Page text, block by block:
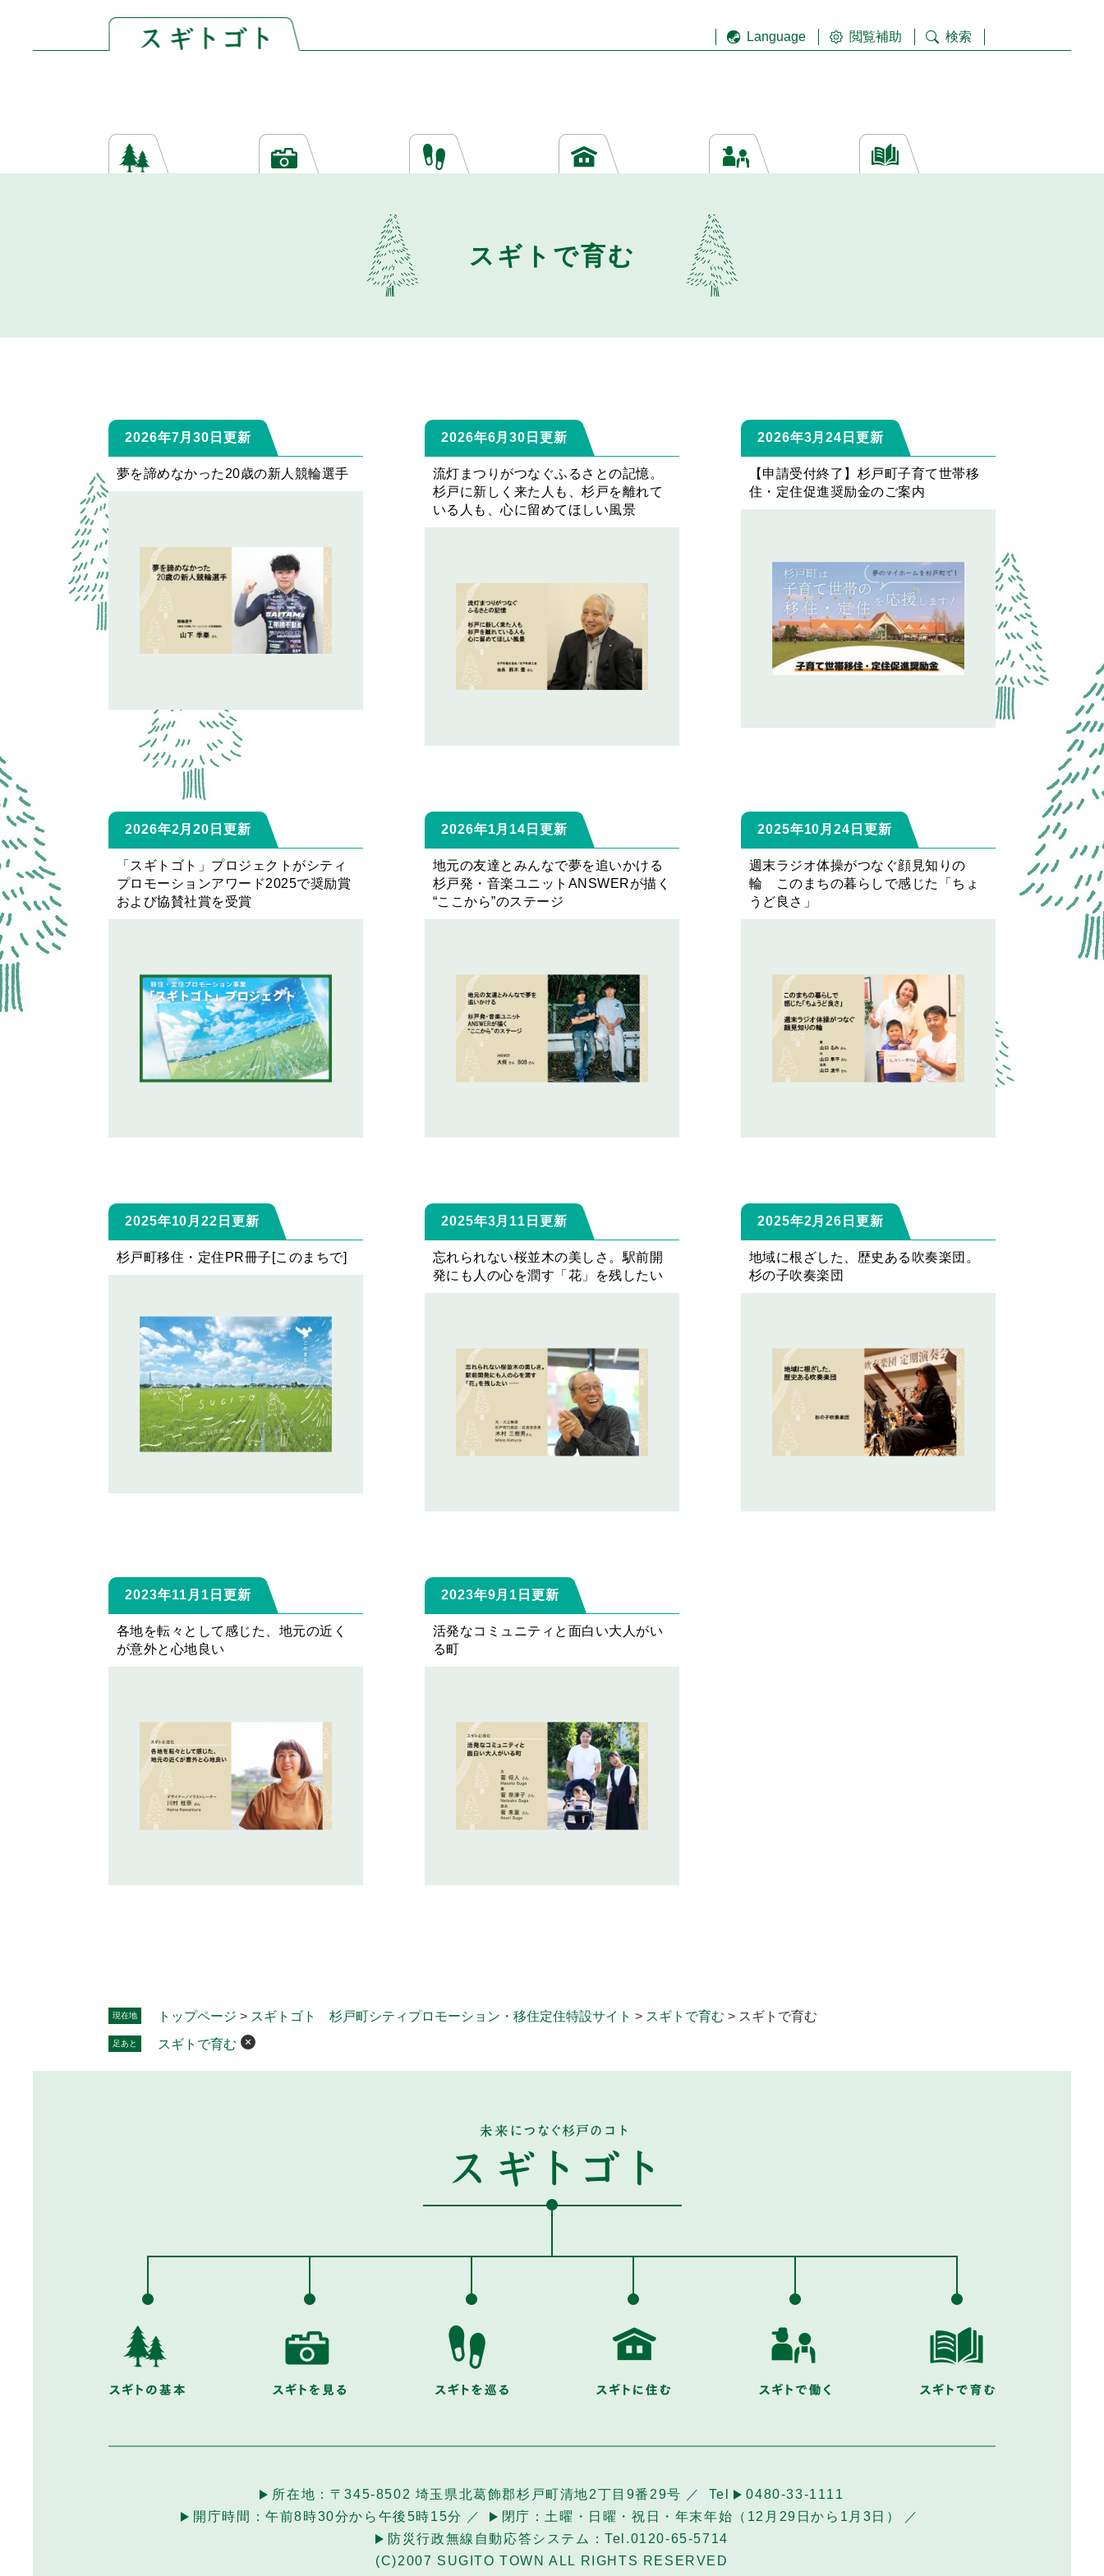
Language 閲覧補助 検索
スギトで育む
2026年7月30日更新
夢を諦めなかった20歳の新人競輪選手
2026年6月30日更新
流灯まつりがつなぐふるさとの記憶。
杉戸に新しく来た人も、杉戸を離れて
いる人も、心に留めてほしい風景
2026年3月24日更新
【申請受付終了】杉戸町子育て世帯移
住・定住促進奨励金のご案内
2026年2月20日更新
「スギトゴト」プロジェクトがシティ
プロモーションアワード2025で奨励賞
および協賛社賞を受賞
2026年1月14日更新
地元の友達とみんなで夢を追いかける
杉戸発・音楽ユニットANSWERが描く
“ここから”のステージ
2025年10月24日更新
週末ラジオ体操がつなぐ顔見知りの
輪 このまちの暮らしで感じた「ちょ
うど良さ」
2025年10月22日更新
杉戸町移住・定住PR冊子[このまちで]
2025年3月11日更新
忘れられない桜並木の美しさ。駅前開
発にも人の心を潤す「花」を残したい
2025年2月26日更新
地域に根ざした、歴史ある吹奏楽団。
杉の子吹奏楽団
2023年11月1日更新
各地を転々として感じた、地元の近く
が意外と心地良い
2023年9月1日更新
活発なコミュニティと面白い大人がい
る町
現在地 トップページ > スギトゴト 杉戸町シティプロモーション・移住定住特設サイト > スギトで育む > スギトで育む
足あと スギトで育む
所在地： 〒345-8502 埼玉県北葛飾郡杉戸町清地2丁目9番29号 Tel
0480-33-1111
開庁時間：午前8時30分から午後5時15分 閉庁： 土曜・日曜・祝日・年末年始（12月29日から1月3日）
防災行政無線自動応答システム：Tel.0120-65-5714
(C)2007 SUGITO TOWN ALL RIGHTS RESERVED